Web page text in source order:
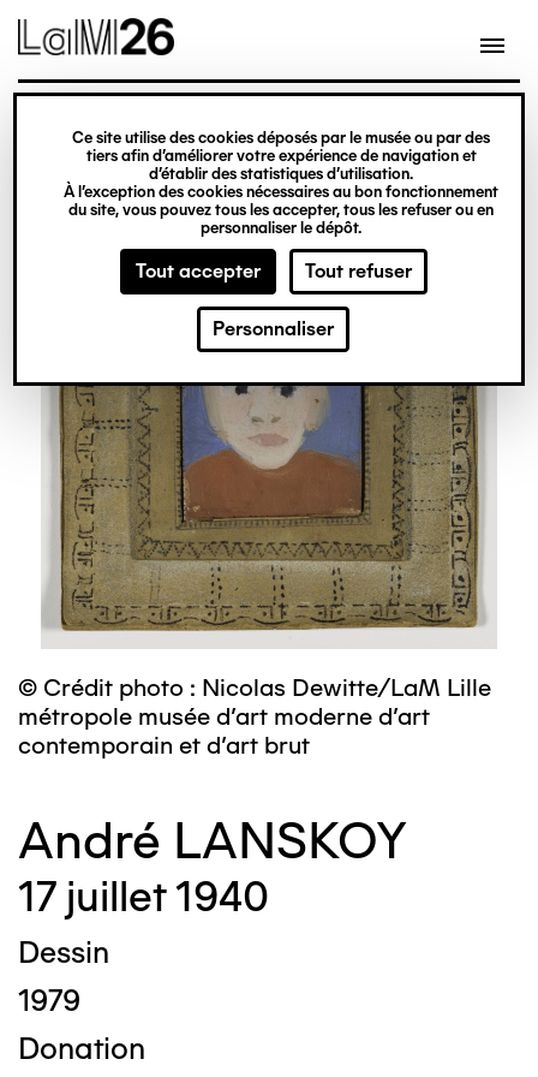
Gestion des cookies
Ce site utilise des cookies déposés par le musée ou par des
tiers afin d’améliorer votre expérience de navigation et
d’établir des statistiques d’utilisation.
À l’exception des cookies nécessaires au bon fonctionnement
du site, vous pouvez tous les accepter, tous les refuser ou en
personnaliser le dépôt.
Tout accepter Tout refuser
Personnaliser
contenu
© Crédit photo : Nicolas Dewitte/LaM Lille
métropole musée d’art moderne d’art
contemporain et d’art brut
André LANSKOY
17 juillet 1940
Dessin
1979
Donation